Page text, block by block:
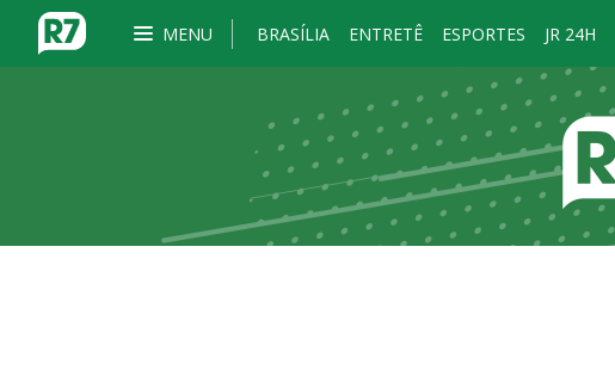
MENU BRASÍLIA ENTRETÊ ESPORTES JR 24H